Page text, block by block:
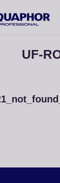
UF-